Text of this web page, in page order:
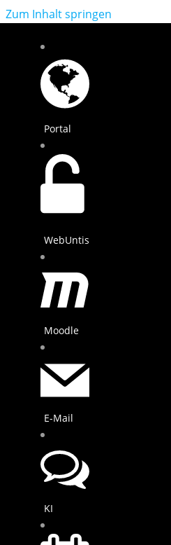
Zum Inhalt springen
Portal
WebUntis
Moodle
E-Mail
KI